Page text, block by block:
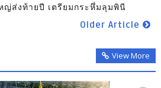
ญ่ส่งท้ายปี เตรียมกระหึ่มลุมพินี
Older Article
View More